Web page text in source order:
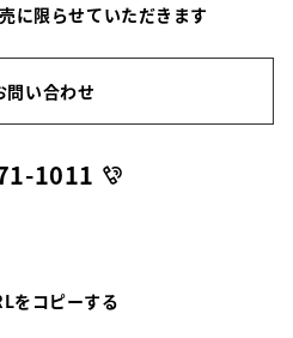
に限らせていただきます
問い合わせ
1011
をコピーする